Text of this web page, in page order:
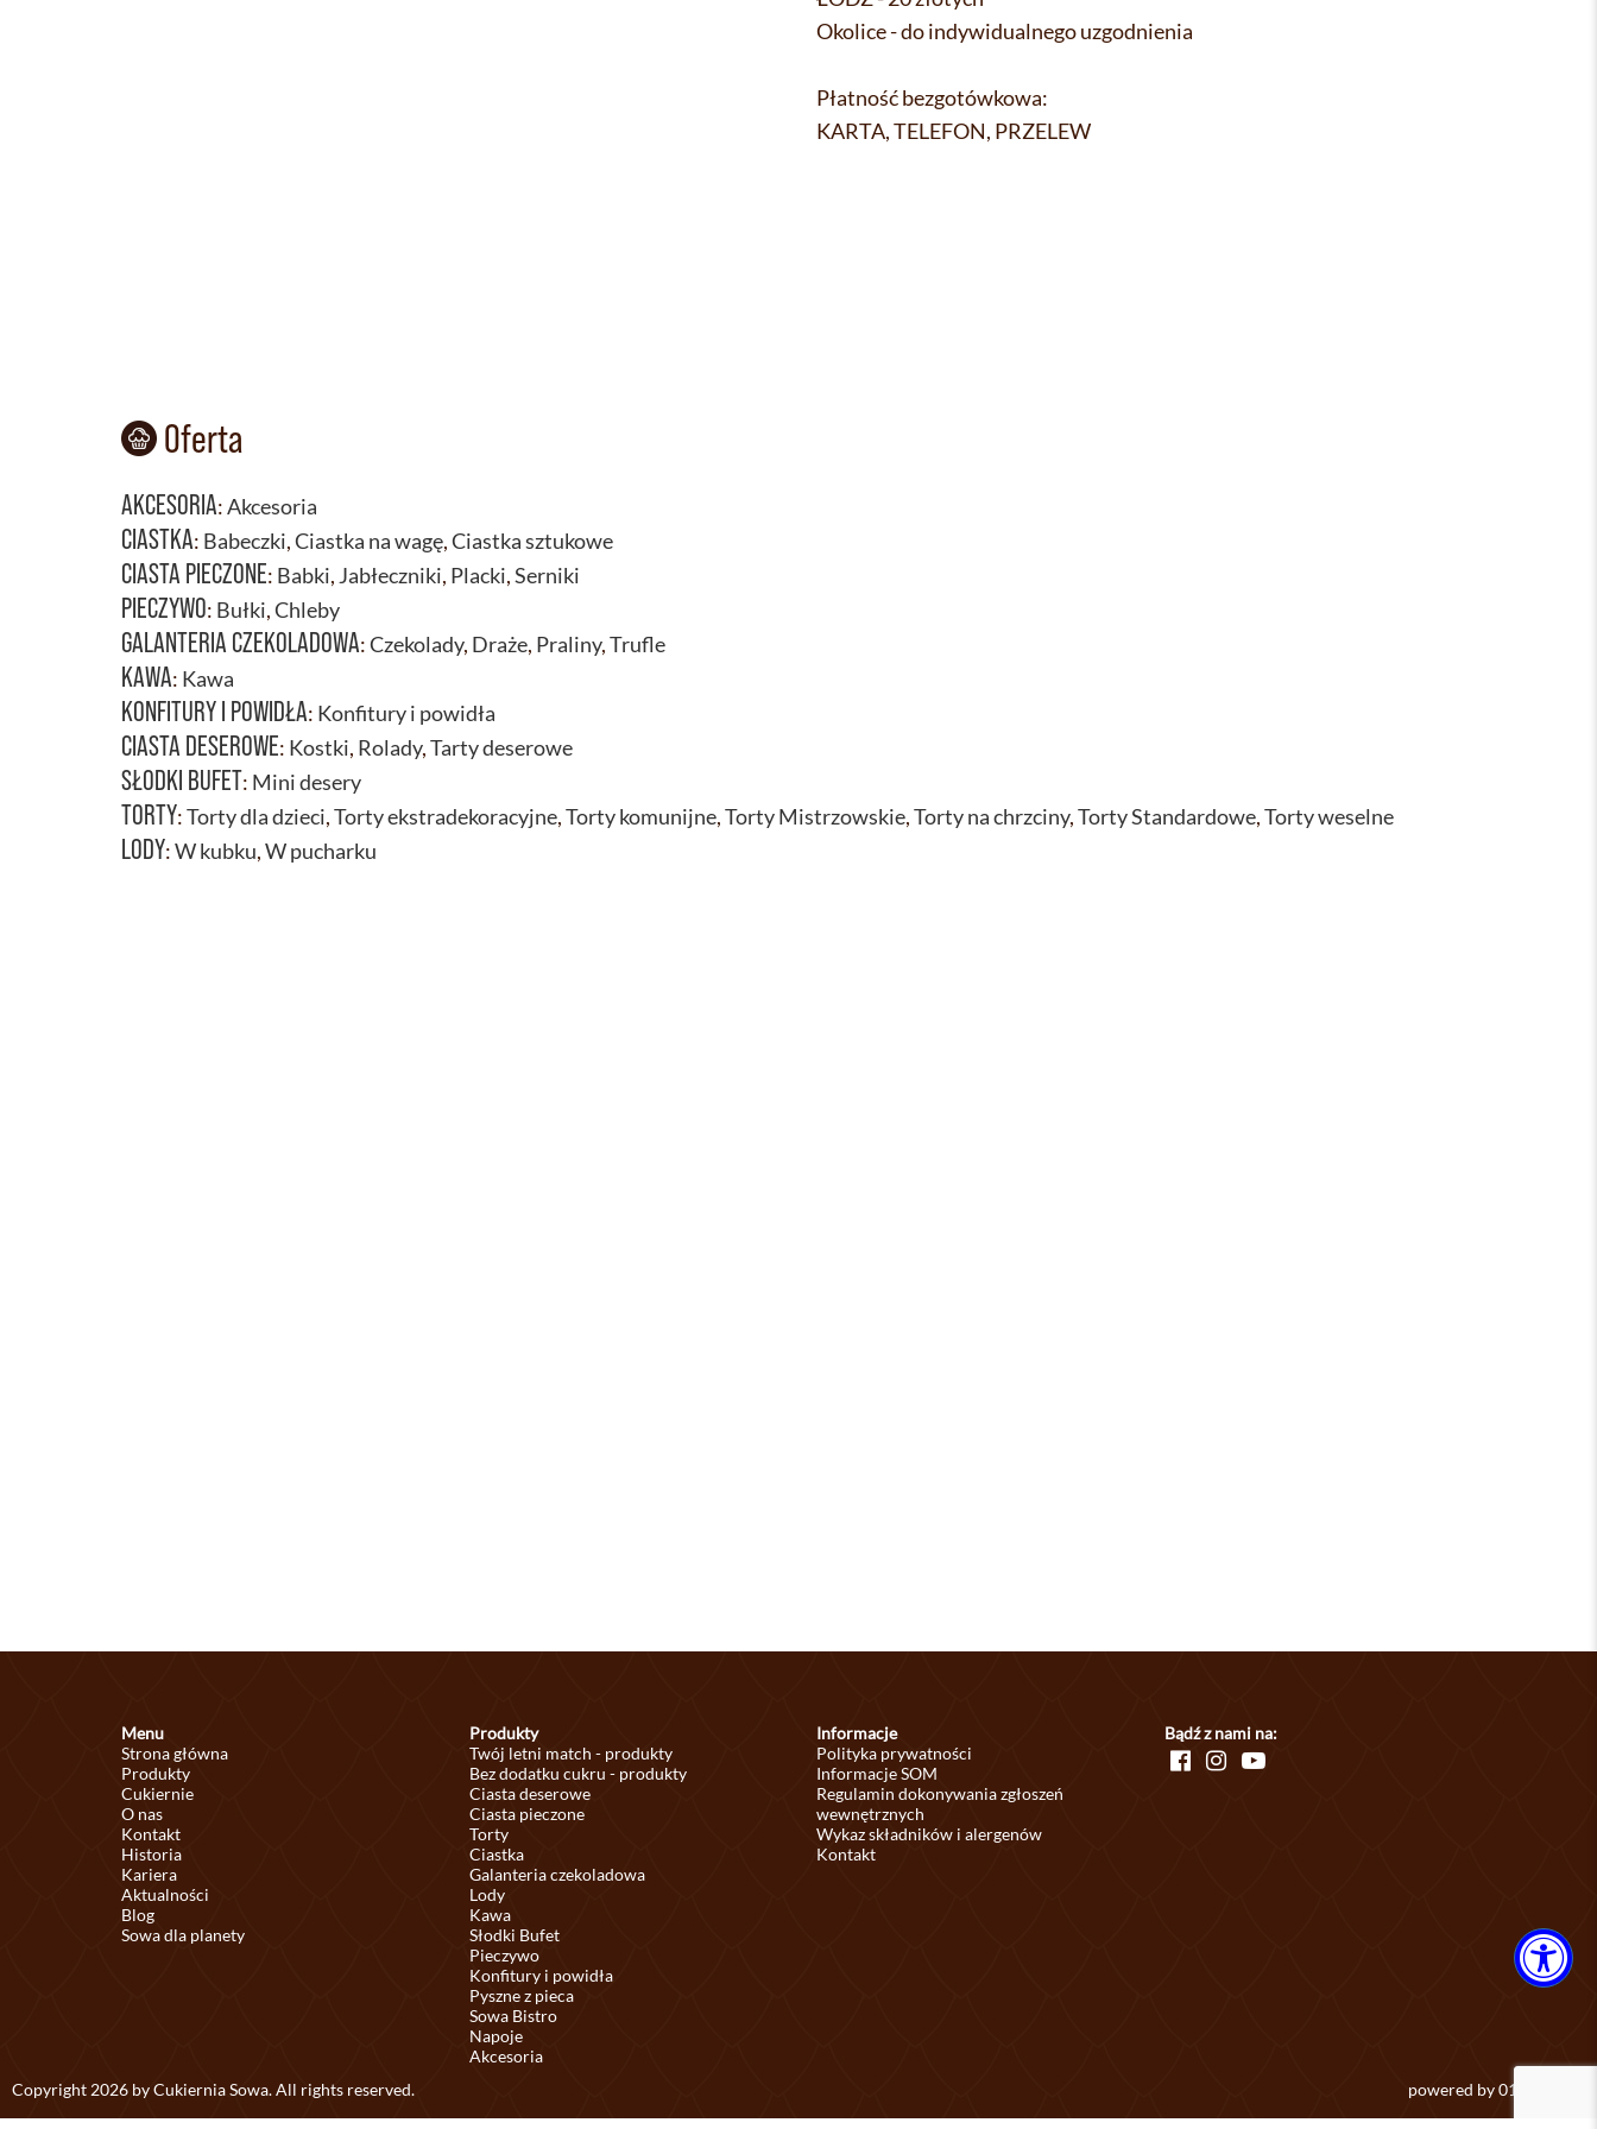
Okolice - do indywidualnego uzgodnienia
Płatność bezgotówkowa:
KARTA, TELEFON, PRZELEW
Oferta
AKCESORIA:Akcesoria
CIASTKA: Babeczki,Ciastka na wagę,Ciastka sztukowe
CIASTA PIECZONE: Babki, Jabłeczniki, Placki,Serniki
PIECZYWO: Bułki,Chleby
GALANTERIA CZEKOLADOWA:Czekolady, Draże, Praliny,Trufle
KAWA: Kawa
KONFITURY I POWIDŁA: Konfitury i powidła
CIASTA DESEROWE: Kostki, Rolady,Tarty deserowe
SŁODKI BUFET: Mini desery
TORTY:Torty dla dzieci,Torty ekstradekoracyjne,Torty komunijne,Torty Mistrzowskie,Torty na chrzciny,Torty Standardowe,Torty weselne
LODY:W kubku,W pucharku
Menu
Strona główna
Produkty
Cukiernie
O nas
Kontakt
Historia
Kariera
Aktualności
Blog
Sowa dla planety
Produkty
Twój letni match - produkty
Bez dodatku cukru - produkty
Ciasta deserowe
Ciasta pieczone
Torty
Ciastka
Galanteria czekoladowa
Lody
Kawa
Słodki Bufet
Pieczywo
Konfitury i powidła
Pyszne z pieca
Sowa Bistro
Napoje
Akcesoria
Informacje
Polityka prywatności
Informacje SOM
Regulamin dokonywania zgłoszeń
wewnętrznych
Wykaz składników i alergenów
Kontakt
Bądź z nami na:
Copyright 2026 by Cukiernia Sowa. All rights reserved. powered by01studio.eu